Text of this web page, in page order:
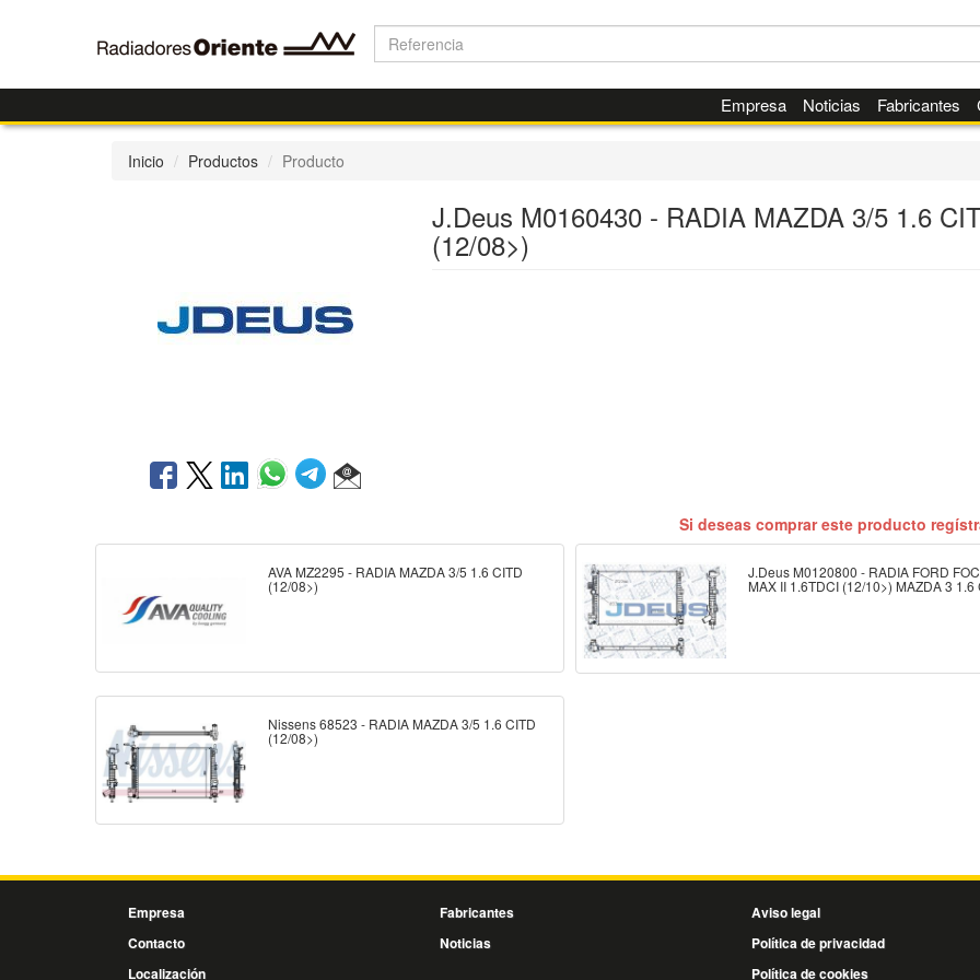
Empresa Noticias Fabricantes
Inicio Productos Producto
J.Deus M0160430 - RADIA MAZDA 3/5 1.6
(12/08>)
Si deseas comprar este producto
AVA MZ2295 - RADIA MAZDA 3/5 1.6 CITD
(12/08>)
J.Deus M0120800 - RADIA FORD
MAX II 1.6TDCI (12/10>) MAZDA 3 1.6
Nissens 68523 - RADIA MAZDA 3/5 1.6 CITD
(12/08>)
Empresa
Contacto
Localización
Fabricantes
Noticias
Aviso legal
Política de privacidad
Política de cookies